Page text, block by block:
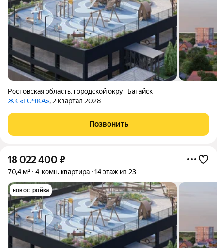
Ростовская область, городской округ Батайск
ЖК «ТОЧКА», 2 квартал 2028
Позвонить
18 022 400 ₽
70,4 м² 4-комн. квартира 14 этаж из 23
новостройка